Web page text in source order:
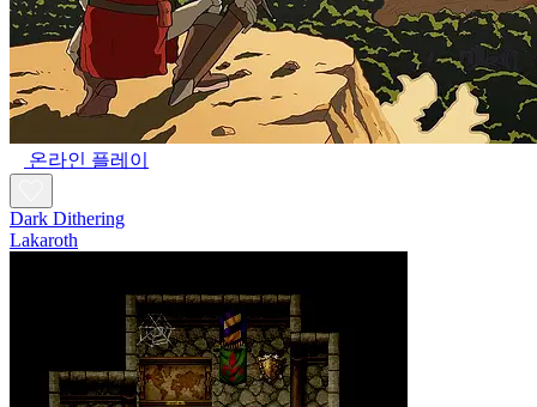
온라인 플레이
Dark Dithering
Lakaroth